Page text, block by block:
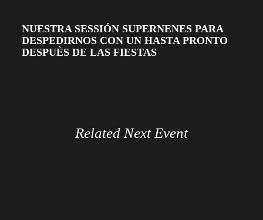
NUESTRA SESSIÓN SUPERNENES PARA
DESPEDIRNOS CON UN HASTA PRONTO
DESPUÈS DE LAS FIESTAS
Related Next Event